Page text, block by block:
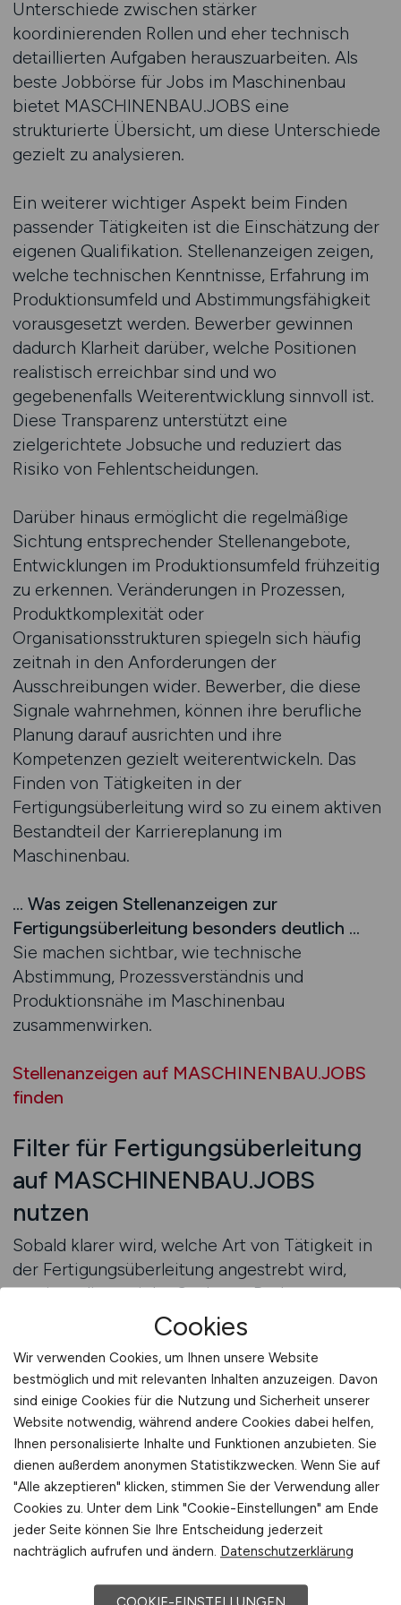
Unterschiede zwischen stärker
koordinierenden Rollen und eher technisch
detaillierten Aufgaben herauszuarbeiten. Als
beste Jobbörse für Jobs im Maschinenbau
bietet MASCHINENBAU.JOBS eine
strukturierte Übersicht, um diese Unterschiede
gezielt zu analysieren.
Ein weiterer wichtiger Aspekt beim Finden
passender Tätigkeiten ist die Einschätzung der
eigenen Qualifikation. Stellenanzeigen zeigen,
welche technischen Kenntnisse, Erfahrung im
Produktionsumfeld und Abstimmungsfähigkeit
vorausgesetzt werden. Bewerber gewinnen
dadurch Klarheit darüber, welche Positionen
realistisch erreichbar sind und wo
gegebenenfalls Weiterentwicklung sinnvoll ist.
Diese Transparenz unterstützt eine
zielgerichtete Jobsuche und reduziert das
Risiko von Fehlentscheidungen.
Darüber hinaus ermöglicht die regelmäßige
Sichtung entsprechender Stellenangebote,
Entwicklungen im Produktionsumfeld frühzeitig
zu erkennen. Veränderungen in Prozessen,
Produktkomplexität oder
Organisationsstrukturen spiegeln sich häufig
zeitnah in den Anforderungen der
Ausschreibungen wider. Bewerber, die diese
Signale wahrnehmen, können ihre berufliche
Planung darauf ausrichten und ihre
Kompetenzen gezielt weiterentwickeln. Das
Finden von Tätigkeiten in der
Fertigungsüberleitung wird so zu einem aktiven
Bestandteil der Karriereplanung im
Maschinenbau.
… Was zeigen Stellenanzeigen zur
Fertigungsüberleitung besonders deutlich …
Sie machen sichtbar, wie technische
Abstimmung, Prozessverständnis und
Produktionsnähe im Maschinenbau
zusammenwirken.
Stellenanzeigen auf MASCHINENBAU.JOBS
finden
Filter für Fertigungsüberleitung
auf MASCHINENBAU.JOBS
nutzen
Sobald klarer wird, welche Art von Tätigkeit in
der Fertigungsüberleitung angestrebt wird,
gewinnt die gezielte Suche an Bedeutung.
Bewerber möchten ihre Zeit effizient einsetzen
und sich auf Stellenangebote konzentrieren, die
ihrem Profil entsprechen. Eine strukturierte
Suchmöglichkeit unterstützt dabei, relevante
Positionen gezielt zu identifizieren und
übersichtlich darzustellen.
MASCHINENBAU.JOBS fungiert hierbei als
spezialisiertes Jobportal, auf dem
entsprechende Stellenanzeigen veröffentlicht
werden und über Suchfunktionen auffindbar
sind.
Cookies
Wir verwenden Cookies, um Ihnen unsere Website
bestmöglich und mit relevanten Inhalten anzuzeigen. Davon
sind einige Cookies für die Nutzung und Sicherheit unserer
Website notwendig, während andere Cookies dabei helfen,
Ihnen personalisierte Inhalte und Funktionen anzubieten. Sie
dienen außerdem anonymen Statistikzwecken. Wenn Sie auf
"Alle akzeptieren" klicken, stimmen Sie der Verwendung aller
Cookies zu. Unter dem Link "Cookie-Einstellungen" am Ende
jeder Seite können Sie Ihre Entscheidung jederzeit
nachträglich aufrufen und ändern. Datenschutzerklärung